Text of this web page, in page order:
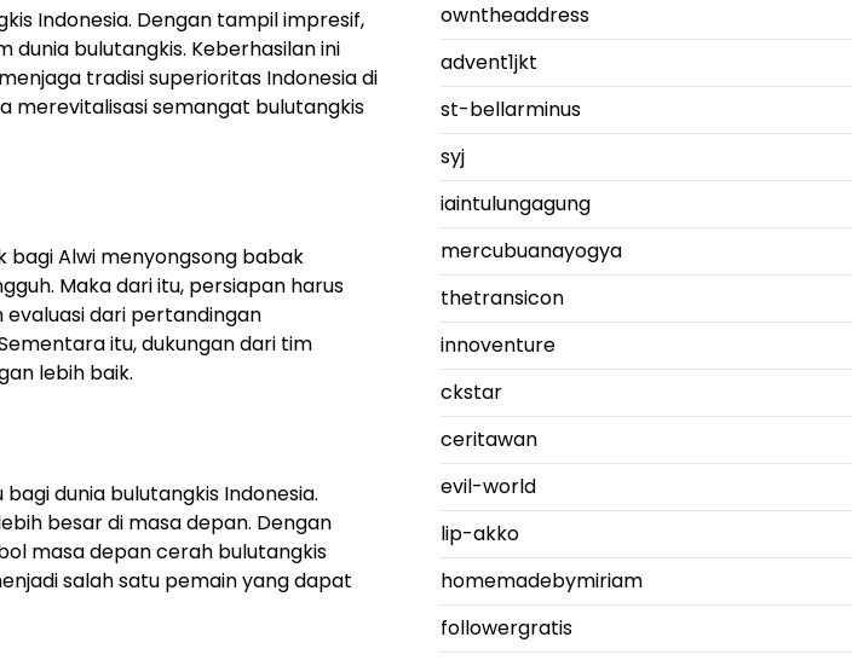
Indonesia. Dengan tampil impresif,
bulutangkis. Keberhasilan ini
tradisi superioritas Indonesia di
merevitalisasi semangat bulutangkis
Alwi menyongsong babak
Maka dari itu, persiapan harus
evaluasi dari pertandingan
itu, dukungan dari tim
lebih baik.
dunia bulutangkis Indonesia.
besar di masa depan. Dengan
masa depan cerah bulutangkis
salah satu pemain yang dapat
owntheaddress
advent1jkt
st-bellarminus
syj
iaintulungagung
mercubuanayogya
thetransicon
innoventure
ckstar
ceritawan
evil-world
lip-akko
homemadebymiriam
followergratis